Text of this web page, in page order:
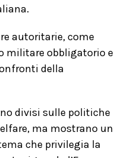
autoritarie, come
militare obbligatorio e
della
divisi sulle politiche
ma mostrano un
che privilegia la